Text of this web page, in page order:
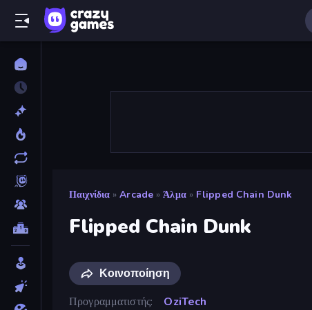
Παιχνίδια » Arcade » Άλμα » Flipped Chain Dunk
Flipped Chain Dunk
Κοινοποίηση
Προγραμματιστής
OziTech